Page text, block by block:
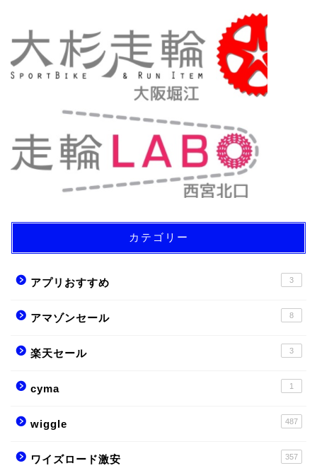
カテゴリー
アプリおすすめ 3
アマゾンセール 8
楽天セール 3
cyma 1
wiggle 487
ワイズロード激安 357